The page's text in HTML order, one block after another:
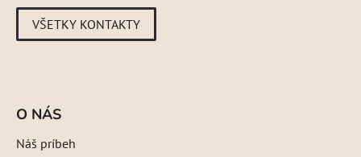
VŠETKY KONTAKTY
O NÁS
Náš príbeh